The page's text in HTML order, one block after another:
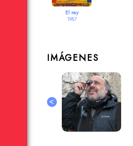
El rey
1987
IMÁGENES
<